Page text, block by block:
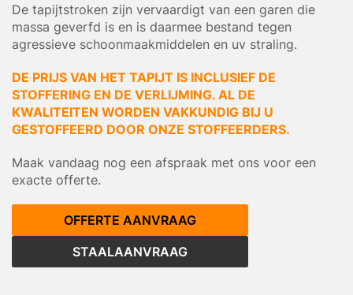
De tapijtstroken zijn vervaardigt van een garen die
massa geverfd is en is daarmee bestand tegen
agressieve schoonmaakmiddelen en uv straling.
DE PRIJS VAN HET TAPIJT IS INCLUSIEF DE
STOFFERING EN DE VERLIJMING. AL DE
KWALITEITEN WORDEN VAKKUNDIG BIJ U
GESTOFFEERD DOOR ONZE STOFFEERDERS.
Maak vandaag nog een afspraak met ons voor een
exacte offerte.
OFFERTE AANVRAAG
STAALAANVRAAG